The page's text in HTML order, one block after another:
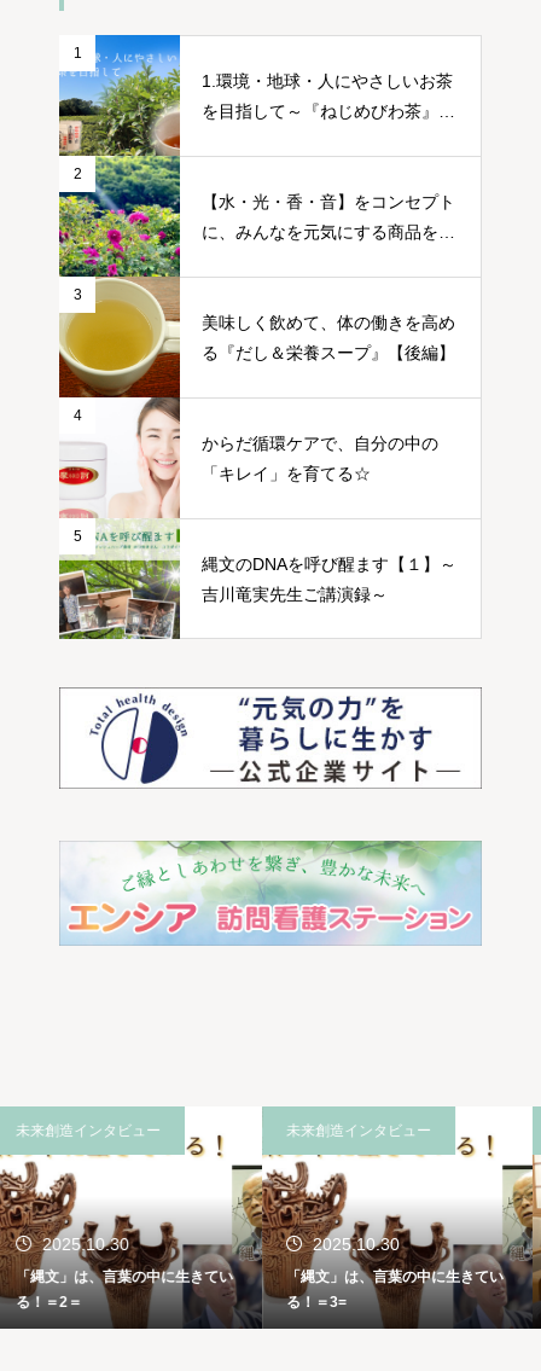
1
1.環境・地球・人にやさしいお茶
を目指して～『ねじめびわ茶』誕
2
【水・光・香・音】をコンセプト
に、みんなを元気にする商品をつ
3
美味しく飲めて、体の働きを高め
る『だし＆栄養スープ』【後編】
4
からだ循環ケアで、自分の中の
「キレイ」を育てる☆
5
縄文のDNAを呼び醒ます【１】～
吉川竜実先生ご講演録～
未来創造インタビュー
2025.10.30
「縄文」は、言葉の中に生きてい
る！＝3=
未来創造インタビュー
2025.07.26
酒造り発祥の地・三輪の人々と風
土で「酒」を醸す！